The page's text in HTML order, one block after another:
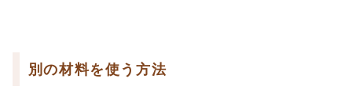
別の材料を使う方法